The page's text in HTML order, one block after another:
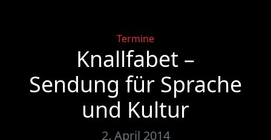
Categories
Termine
Knallfabet –
Sendung für Sprache
und Kultur
2. April 2014